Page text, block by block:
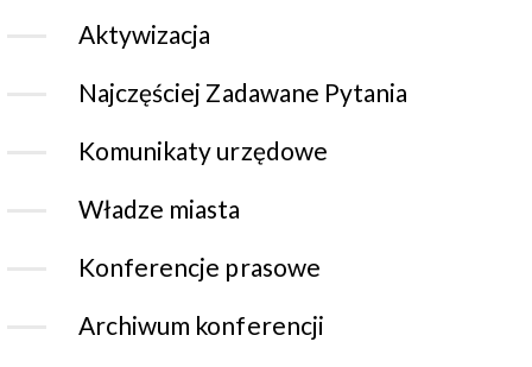
Aktywizacja
Najczęściej Zadawane Pytania
Komunikaty urzędowe
Władze miasta
Konferencje prasowe
Archiwum konferencji